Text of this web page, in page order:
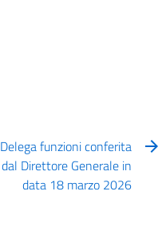
Delega funzioni conferita
dal Direttore Generale in
data 18 marzo 2026